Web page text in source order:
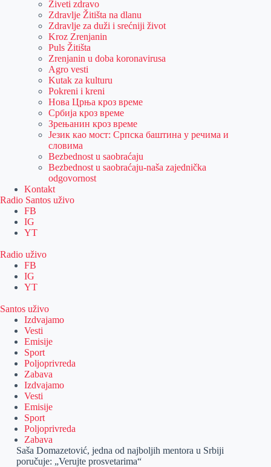
Živeti zdravo
Zdravlje Žitišta na dlanu
Zdravlje za duži i srećniji život
Kroz Zrenjanin
Puls Žitišta
Zrenjanin u doba koronavirusa
Agro vesti
Kutak za kulturu
Pokreni i kreni
Нова Црња кроз време
Србија кроз време
Зрењанин кроз време
Језик као мост: Српска баштина у речима и
словима
Bezbednost u saobraćaju
Bezbednost u saobraćaju-naša zajednička
odgovornost
Kontakt
Radio Santos uživo
FB
IG
YT
Radio uživo
FB
IG
YT
Santos uživo
Izdvajamo
Vesti
Emisije
Sport
Poljoprivreda
Zabava
Izdvajamo
Vesti
Emisije
Sport
Poljoprivreda
Zabava
Saša Domazetović, jedna od najboljih mentora u Srbiji
poručuje: „Verujte prosvetarima“